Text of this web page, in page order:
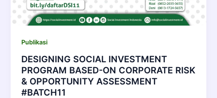
Publikasi
DESIGNING SOCIAL INVESTMENT
PROGRAM BASED-ON CORPORATE RISK
& OPPORTUNITY ASSESSMENT
#BATCH11